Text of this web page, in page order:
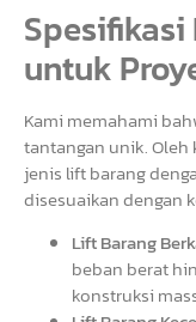
untuk
Kami memahami
tantangan unik. Oleh
jenis lift barang
disesuaikan dengan
Lift Barang
beban berat
konstruksi